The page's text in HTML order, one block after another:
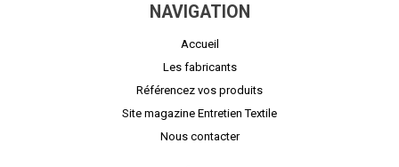
NAVIGATION
Accueil
Les fabricants
Référencez vos produits
Site magazine Entretien Textile
Nous contacter